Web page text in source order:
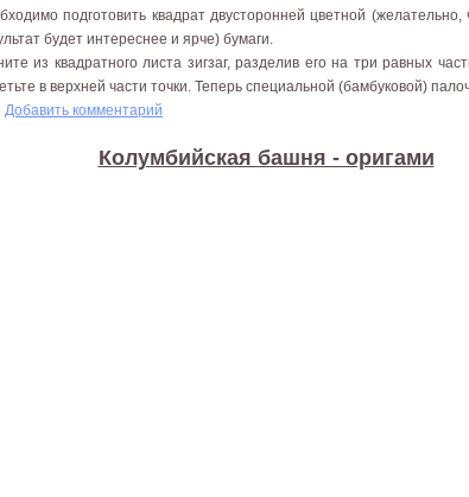
подготовить квадрат двусторонней цветной
будет интереснее и ярче) бумаги.
из квадратного листа зигзаг, разделив его на три равных
в верхней части точки. Теперь специальной (бамбуковой)
Добавить комментарий
Колумбийская башня - оригами